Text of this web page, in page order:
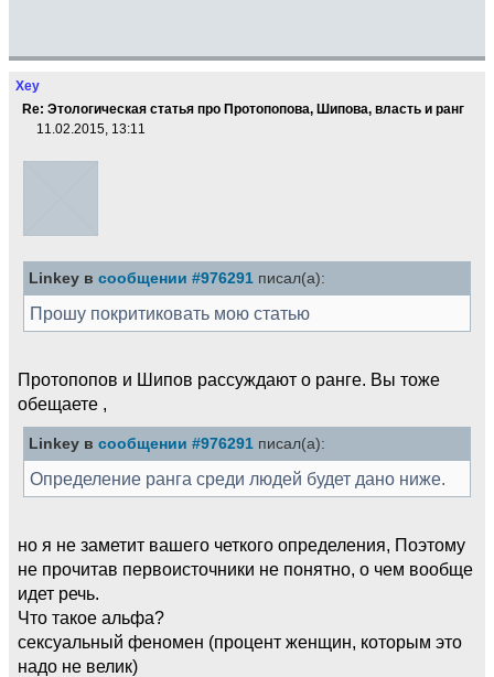
Xey
Re: Этологическая статья про Протопопова, Шипова, власть и ранг
11.02.2015, 13:11
Linkey в сообщении #976291 писал(а):
Прошу покритиковать мою статью
Протопопов и Шипов рассуждают о ранге. Вы тоже
обещаете ,
Linkey в сообщении #976291 писал(а):
Определение ранга среди людей будет дано ниже.
но я не заметит вашего четкого определения, Поэтому
не прочитав первоисточники не понятно, о чем вообще
идет речь.
Что такое альфа?
сексуальный феномен (процент женщин, которым это
надо не велик)